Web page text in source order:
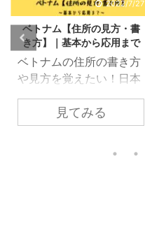
2022/7/27
ベトナム【住所の見方・書
き方】｜基本から応用まで
ベトナムの住所の書き方
や見方を覚えたい！日本
と違うけど簡単に覚えら
れる？ ベトナムに来る前
やベトナムに来たばかり
見てみる